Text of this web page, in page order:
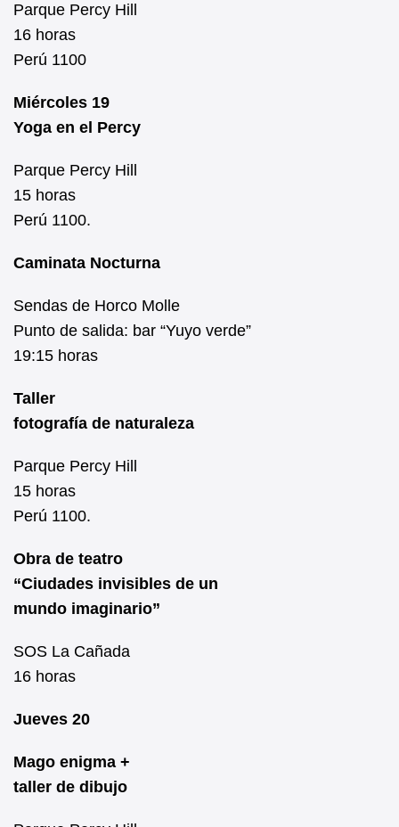
Parque Percy Hill
16 horas
Perú 1100
Miércoles 19
Yoga en el Percy
Parque Percy Hill
15 horas
Perú 1100.
Caminata Nocturna
Sendas de Horco Molle
Punto de salida: bar “Yuyo verde”
19:15 horas
Taller
fotografía de naturaleza
Parque Percy Hill
15 horas
Perú 1100.
Obra de teatro
“Ciudades invisibles de un
mundo imaginario”
SOS La Cañada
16 horas
Jueves 20
Mago enigma +
taller de dibujo